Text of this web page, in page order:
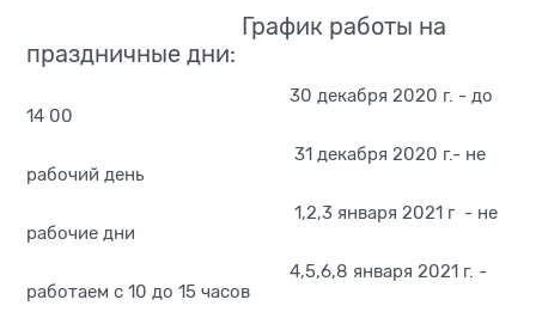
График работы на
праздничные дни:
30 декабря 2020 г. - до
14 00
31 декабря 2020 г.- не
рабочий день
1,2,3 января 2021 г - не
рабочие дни
4,5,6,8 января 2021 г. -
работаем с 10 до 15 часов